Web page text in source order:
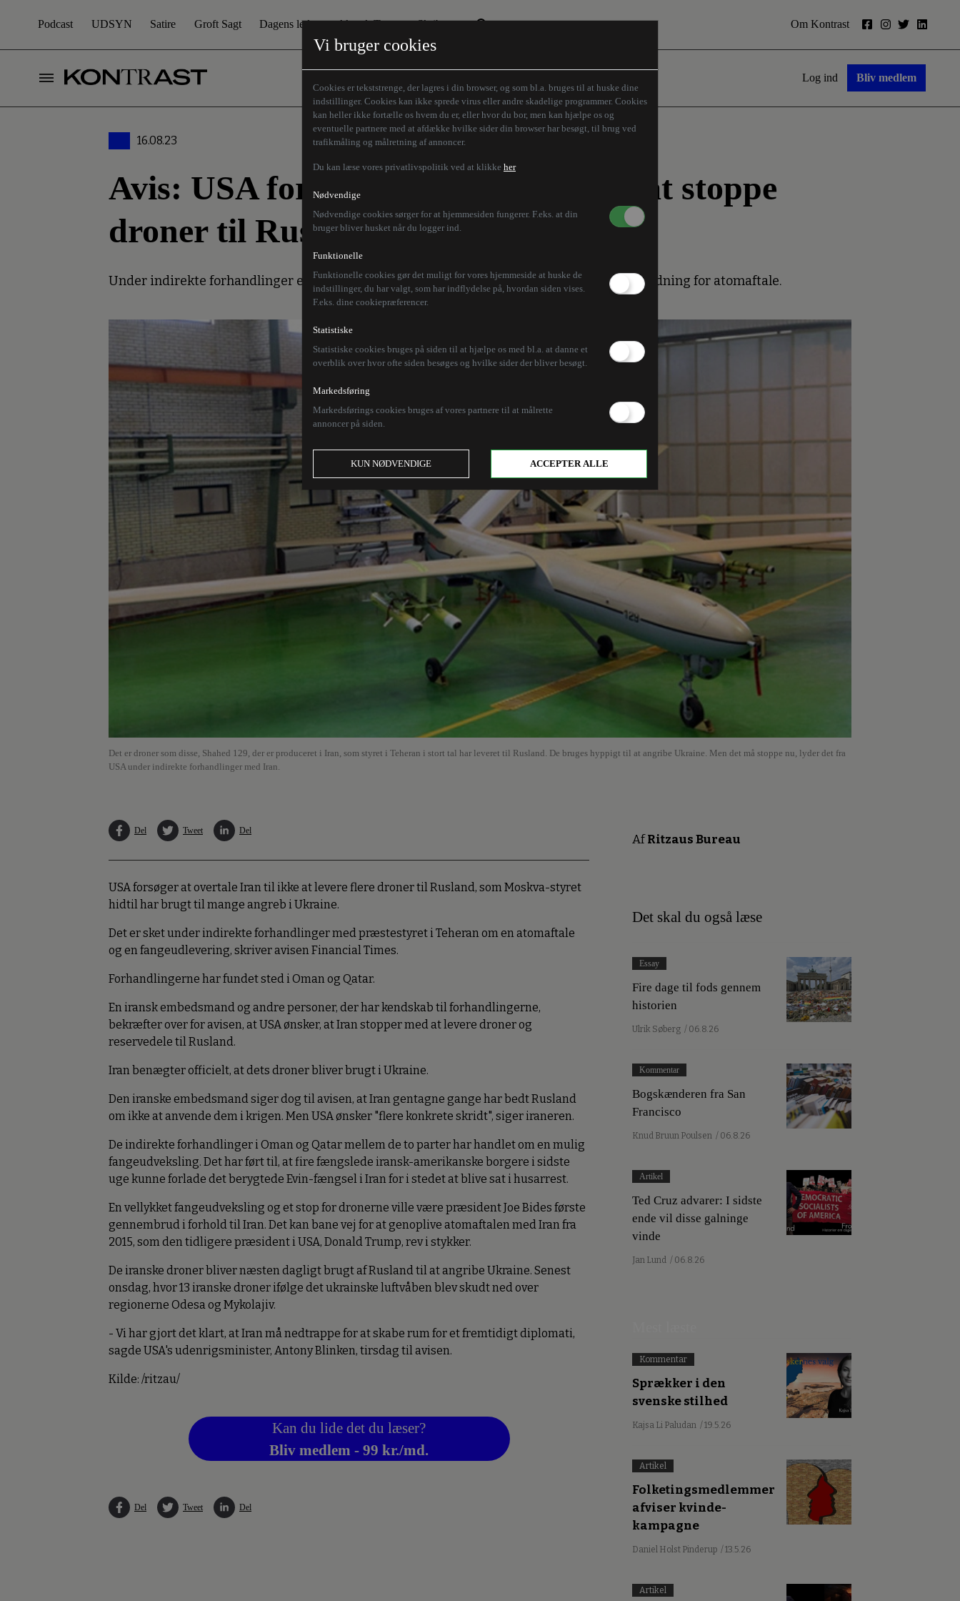
Vi bruger cookies
Cookies er tekststrenge, der lagres i din browser, og som bl.a. bruges til at huske dine
indstillinger. Cookies kan ikke sprede virus eller andre skadelige programmer. Cookies
kan heller ikke fortælle os hvem du er, eller hvor du bor, men kan hjælpe os og
eventuelle partnere med at afdække hvilke sider din browser har besøgt, til brug ved
trafikmåling og målretning af annoncer.
Du kan læse vores privatlivspolitik ved at klikke her
Nødvendige
Nødvendige cookies sørger for at hjemmesiden fungerer. F.eks. at din
bruger bliver husket når du logger ind.
Funktionelle
Funktionelle cookies gør det muligt for vores hjemmeside at huske de
indstillinger, du har valgt, som har indflydelse på, hvordan siden vises.
F.eks. dine cookiepræferencer.
Statistiske
Statistiske cookies bruges på siden til at hjælpe os med bl.a. at danne et
overblik over hvor ofte siden besøges og hvilke sider der bliver besøgt.
Markedsføring
Markedsførings cookies bruges af vores partnere til at målrette
annoncer på siden.
KUN NØDVENDIGE ACCEPTER ALLE
Podcast UDSYN Satire Groft Sagt Dagens leder Aktuelt Tema
Den borgelige brille
Humaniora forfra
Store Danskere
Skribenter
Z-aksen
Om Kontrast
Log ind Bliv medlem
16.08.23
Avis: USA forsøger at presse Iran til at stoppe
droner til Rusland
Under indirekte forhandlinger er Irans leverancer af droner kommet på bordet. Kan få betydning for atomaftale.
Det er droner som disse, Shahed 129, der er produceret i Iran, som styret i Teheran i stort tal har leveret til Rusland. De bruges hyppigt til at angribe Ukraine. Men det må stoppe nu, lyder det fra
USA under indirekte forhandlinger med Iran.
Del Tweet Del
USA forsøger at overtale Iran til ikke at levere flere droner til Rusland, som Moskva-styret
hidtil har brugt til mange angreb i Ukraine.
Det er sket under indirekte forhandlinger med præstestyret i Teheran om en atomaftale
og en fangeudlevering, skriver avisen Financial Times.
Forhandlingerne har fundet sted i Oman og Qatar.
En iransk embedsmand og andre personer, der har kendskab til forhandlingerne,
bekræfter over for avisen, at USA ønsker, at Iran stopper med at levere droner og
reservedele til Rusland.
Iran benægter officielt, at dets droner bliver brugt i Ukraine.
Den iranske embedsmand siger dog til avisen, at Iran gentagne gange har bedt Rusland
om ikke at anvende dem i krigen. Men USA ønsker "flere konkrete skridt", siger iraneren.
De indirekte forhandlinger i Oman og Qatar mellem de to parter har handlet om en mulig
fangeudveksling. Det har ført til, at fire fængslede iransk-amerikanske borgere i sidste
uge kunne forlade det berygtede Evin-fængsel i Iran for i stedet at blive sat i husarrest.
En vellykket fangeudveksling og et stop for dronerne ville være præsident Joe Bides første
gennembrud i forhold til Iran. Det kan bane vej for at genoplive atomaftalen med Iran fra
2015, som den tidligere præsident i USA, Donald Trump, rev i stykker.
De iranske droner bliver næsten dagligt brugt af Rusland til at angribe Ukraine. Senest
onsdag, hvor 13 iranske droner ifølge det ukrainske luftvåben blev skudt ned over
regionerne Odesa og Mykolajiv.
- Vi har gjort det klart, at Iran må nedtrappe for at skabe rum for et fremtidigt diplomati,
sagde USA's udenrigsminister, Antony Blinken, tirsdag til avisen.
Kilde: /ritzau/
Kan du lide det du læser?
Bliv medlem - 99 kr./md.
Del Tweet Del
AfRitzaus Bureau
Det skal du også læse
Essay
Fire dage til fods gennem
historien
Ulrik Søberg / 06.8.26
Kommentar
Bogskænderen fra San
Francisco
Knud Bruun Poulsen / 06.8.26
Artikel
Ted Cruz advarer: I sidste
ende vil disse galninge
vinde
Jan Lund / 06.8.26
Kommentar
Sprækker i den
svenske stilhed
Kajsa Li Paludan / 19.5.26
Artikel
Folketingsmedlemmer
afviser kvinde-
kampagne
Daniel Holst Pinderup / 13.5.26
Artikel